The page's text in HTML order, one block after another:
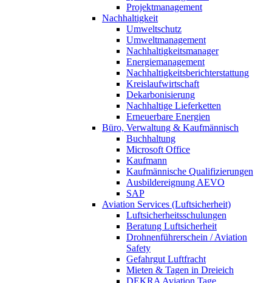
Projektmanagement
Nachhaltigkeit
Umweltschutz
Umweltmanagement
Nachhaltigkeitsmanager
Energiemanagement
Nachhaltigkeitsberichterstattung
Kreislaufwirtschaft
Dekarbonisierung
Nachhaltige Lieferketten
Erneuerbare Energien
Büro, Verwaltung & Kaufmännisch
Buchhaltung
Microsoft Office
Kaufmann
Kaufmännische Qualifizierungen
Ausbildereignung AEVO
SAP
Aviation Services (Luftsicherheit)
Luftsicherheitsschulungen
Beratung Luftsicherheit
Drohnenführerschein / Aviation
Safety
Gefahrgut Luftfracht
Mieten & Tagen in Dreieich
DEKRA Aviation Tage